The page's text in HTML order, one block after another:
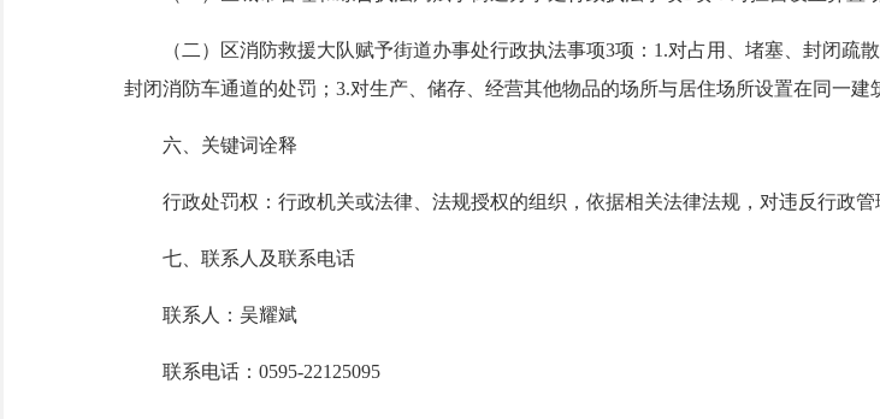
（二）区消防救援大队赋予街道办事处行政执法事项3项：1.对占用、堵塞、封闭疏散
封闭消防车通道的处罚；3.对生产、储存、经营其他物品的场所与居住场所设置在同一
六、关键词诠释
行政处罚权：行政机关或法律、法规授权的组织，依据相关法律法规，对违反行政管
七、联系人及联系电话
联系人：吴耀斌
联系电话：0595-22125095